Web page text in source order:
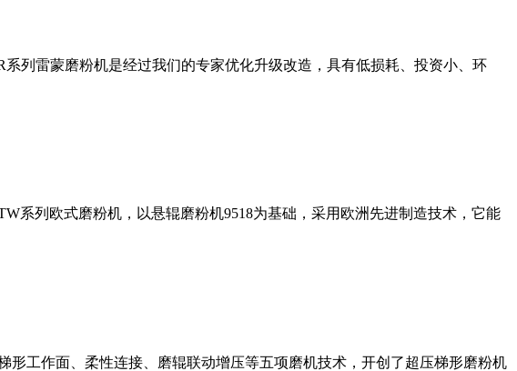
列雷蒙磨粉机是经过我们的专家优化升级改造，具有低损耗、投资小、环
系列欧式磨粉机，以悬辊磨粉机9518为基础，采用欧洲先进制造技术，它能
工作面、柔性连接、磨辊联动增压等五项磨机技术，开创了超压梯形磨粉机